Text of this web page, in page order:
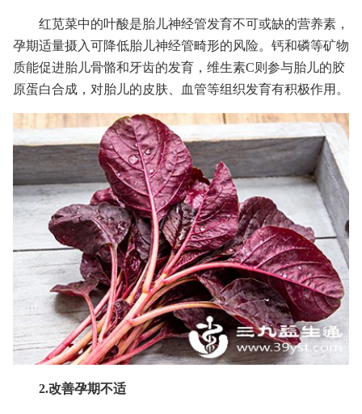
红苋菜中的叶酸是胎儿神经管发育不可或缺的营养素，
孕期适量摄入可降低胎儿神经管畸形的风险。钙和磷等矿物
质能促进胎儿骨骼和牙齿的发育，维生素C则参与胎儿的胶
原蛋白合成，对胎儿的皮肤、血管等组织发育有积极作用。
2.改善孕期不适